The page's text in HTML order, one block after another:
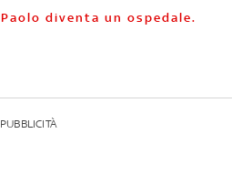
PUBBLICITÀ